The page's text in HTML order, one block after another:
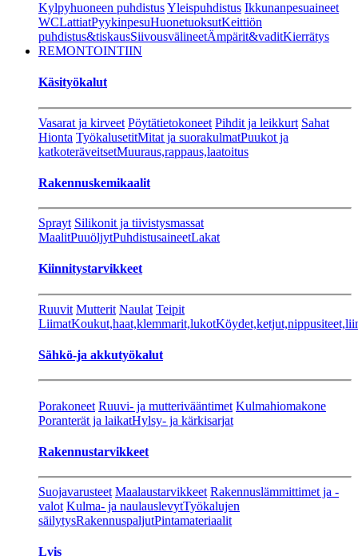
Kylpyhuoneen puhdistusYleispuhdistus Ikkunanpesuaineet
WCLattiatPyykinpesuHuonetuoksutKeittiön
puhdistus&tiskausSiivousvälineetÄmpärit&vaditKierrätys
REMONTOINTIIN
Käsityökalut
Vasarat ja kirveet Pöytätietokoneet Pihdit ja leikkurt Sahat
Hionta TyökalusetitMitat ja suorakulmatPuukot ja
katkoteräveitsetMuuraus,rappaus,laatoitus
Rakennuskemikaalit
Sprayt Silikonit ja tiivistysmassat
MaalitPuuöljytPuhdistusaineetLakat
Kiinnitystarvikkeet
Ruuvit Mutterit Naulat Teipit
LiimatKoukut,haat,klemmarit,lukot
Sähkö-ja akkutyökalut
Porakoneet Ruuvi- ja mutterivääntimet Kulmahiomakone
Poranterät ja laikatHylsy- ja kärkisarjat
Rakennustarvikkeet
Suojavarusteet Maalaustarvikkeet Rakennuslämmittimet ja -
valot Kulma- ja naulauslevytTyökalujen
säilytysRakennuspaljutPintamateriaalit
Lvis